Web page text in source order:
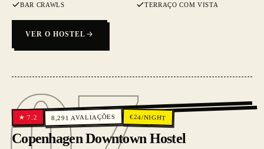
BAR CRAWLS
TERRAÇO COM VISTA
VER O HOSTEL
07
★7.2 8,291 AVALIAÇÕES €24/NIGHT
Copenhagen Downtown Hostel